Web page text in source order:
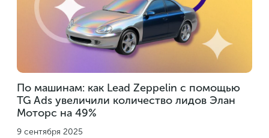
По машинам: как Lead Zeppelin с помощью
TG Ads увеличили количество лидов Элан
Моторс на 49%
9 сентября 2025